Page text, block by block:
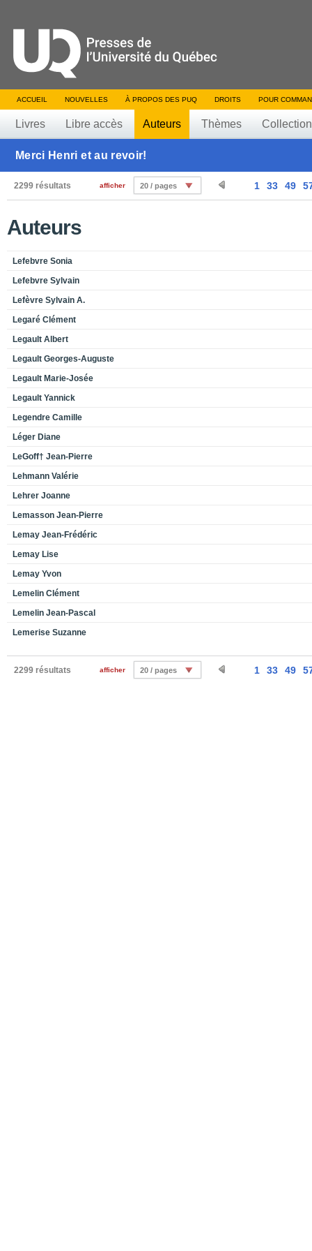
ACCUEIL NOUVELLES À PROPOS DES PUQ DROITS POUR
Livres Libre accès Auteurs Thèmes
Merci Henri et au revoir!
2299 résultats 1 33 49
afficher 20 / pages
Auteurs
Lefebvre Sonia
Lefebvre Sylvain
Lefèvre Sylvain A.
Legaré Clément
Legault Albert
Legault Georges-Auguste
Legault Marie-Josée
Legault Yannick
Legendre Camille
Léger Diane
LeGoff† Jean-Pierre
Lehmann Valérie
Lehrer Joanne
Lemasson Jean-Pierre
Lemay Jean-Frédéric
Lemay Lise
Lemay Yvon
Lemelin Clément
Lemelin Jean-Pascal
Lemerise Suzanne
2299 résultats 1 33 49
afficher 20 / pages